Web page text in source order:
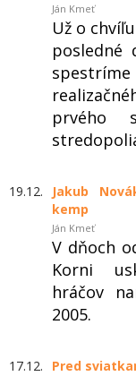
Ján Kmeť
Už o
spestríme
prvého
19.12.
Jakub
kemp
Ján Kmeť
V dňoch
Korni
hráčov
2005.
17.12. Pred